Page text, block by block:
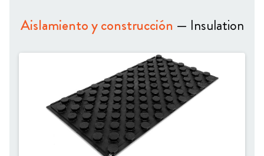
Aislamiento y construcción — Insulation